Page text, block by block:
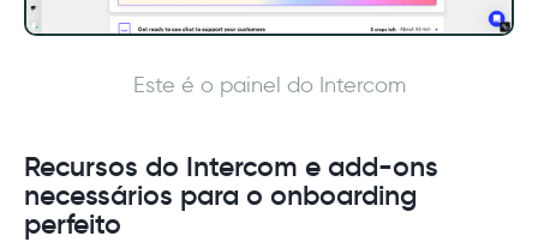
Este é o painel do Intercom
Recursos do Intercom e add-ons
necessários para o onboarding
perfeito